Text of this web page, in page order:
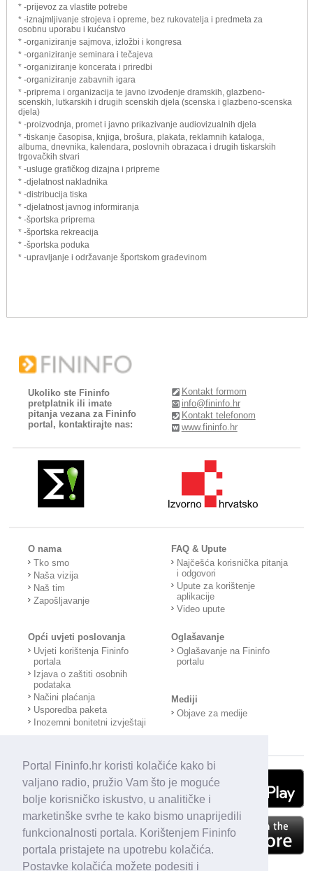
Portal Fininfo.hr koristi kolačiće kako bi
valjano radio, pružio Vam što je moguće
bolje korisničko iskustvo, u analitičke i
marketinške svrhe te kako bismo unaprijedili
funkcionalnosti portala. Korištenjem Fininfo
portala pristajete na upotrebu kolačića.
Postavke kolačića možete podesiti i
* -prijevoz za vlastite potrebe
* -iznajmljivanje strojeva i opreme, bez rukovatelja i predmeta za
osobnu uporabu i kućanstvo
* -organiziranje sajmova, izložbi i kongresa
* -organiziranje seminara i tečajeva
* -organiziranje koncerata i priredbi
* -organiziranje zabavnih igara
* -priprema i organizacija te javno izvođenje dramskih, glazbeno-
scenskih, lutkarskih i drugih scenskih djela (scenska i glazbeno-scenska
djela)
* -proizvodnja, promet i javno prikazivanje audiovizualnih djela
* -tiskanje časopisa, knjiga, brošura, plakata, reklamnih kataloga,
albuma, dnevnika, kalendara, poslovnih obrazaca i drugih tiskarskih
trgovačkih stvari
* -usluge grafičkog dizajna i pripreme
* -djelatnost nakladnika
* -distribucija tiska
* -djelatnost javnog informiranja
* -športska priprema
* -športska rekreacija
* -športska poduka
* -upravljanje i održavanje športskom građevinom
Ukoliko ste Fininfo
pretplatnik ili imate
pitanja vezana za Fininfo
portal, kontaktirajte nas:
Kontakt formom
info@fininfo.hr
Kontakt telefonom
www.fininfo.hr
O nama
Tko smo
Naša vizija
Naš tim
Zapošljavanje
FAQ & Upute
Najčešća korisnička pitanja
i odgovori
Upute za korištenje
aplikacije
Video upute
Opći uvjeti poslovanja
Uvjeti korištenja Fininfo
portala
Izjava o zaštiti osobnih
podataka
Načini plaćanja
Usporedba paketa
Inozemni bonitetni izvještaji
Oglašavanje
Oglašavanje na Fininfo
portalu
Mediji
Objave za medije